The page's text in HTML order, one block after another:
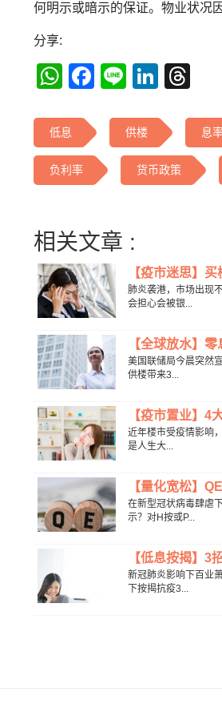
何明示或暗示的保证。物业状况
分享:
WhatsApp
Facebook
Line
低息 供楼 息
负利率 货币政策
相关文章 :
【疫市迷思】
肺炎袭港，市场出现
会担心会被银...
【全球放水】
美国联储局今晨突然
供楼带来3...
【疫市置业】4
近年楼市受疫情影响
是人生大...
【量化宽松】
在新型冠状病毒肆虐
示？对H按或P...
【低息按揭】3
新冠肺炎影响下百业
下按揭抗疫3...